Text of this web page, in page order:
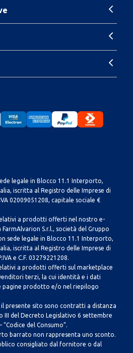
legale in Blocco 11.1 Interporto,
iscritta al Registro delle Imprese di
02009051208, capitale sociale €
a prodotti offerti nel nostro e-
S.r.l., società del Gruppo
sede legale in Blocco 11.1 Interporto,
iscritta al Registro delle Imprese di
e C.F. 03279221208.
a prodotti offerti sul marketplace
terzi, la cui identità e i dati
pagine prodotto e/o nel riepilogo
presente sito sono contratti a distanza
III del Decreto Legislativo 6 settembre
“Codice del Consumo”.
barrato non rappresenta uno sconto.
consigliato dal fornitore o dal